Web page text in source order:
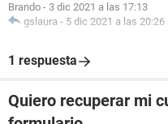
Brando - 3 dic 2021 a las 17:13
gslaura - 5 dic 2021 a las 20:26
1 respuesta
Quiero recuperar mi